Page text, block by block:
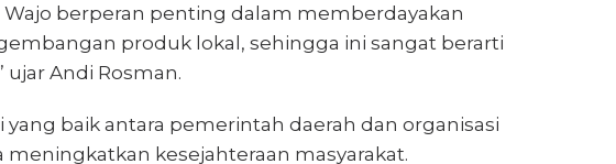
Wajo berperan penting dalam memberdayakan
produk lokal, sehingga ini sangat berarti
ujar Andi Rosman.
yang baik antara pemerintah daerah dan organisasi
meningkatkan kesejahteraan masyarakat.